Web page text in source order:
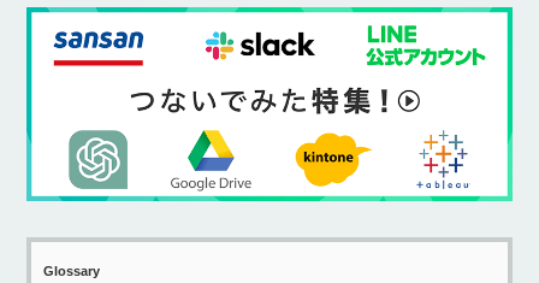
Glossary